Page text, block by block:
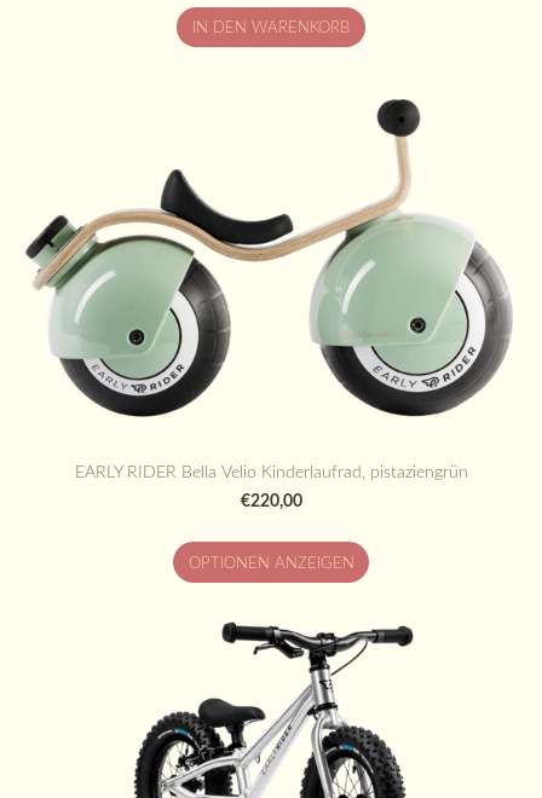
IN DEN WARENKORB
EARLY RIDER Bella Velio Kinderlaufrad, pistaziengrün
€220,00
OPTIONEN ANZEIGEN